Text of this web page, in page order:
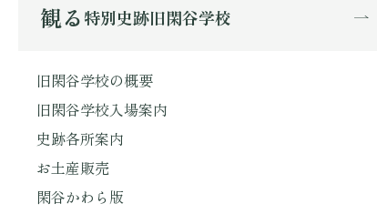
観る特別史跡旧閑谷学校
旧閑谷学校の概要
旧閑谷学校入場案内
史跡各所案内
お土産販売
閑谷かわら版